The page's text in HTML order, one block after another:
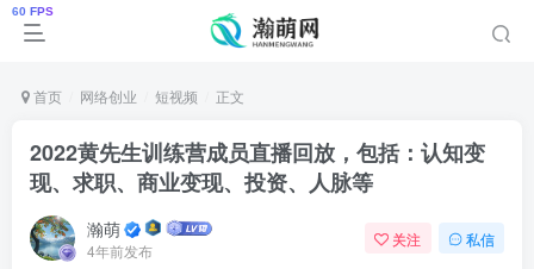
首页 网络创业 短视频 正文
2022黄先生训练营成员直播回放，包括：认知变
现、求职、商业变现、投资、人脉等
瀚萌
4年前发布
关注 私信